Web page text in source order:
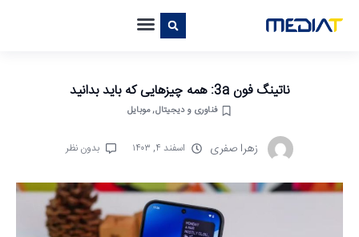
ناتینگ فون 3a: همه چیزهایی که باید بدانید
فناوری و دیجیتال,موبایل
زهرا صفری اسفند ۴, ۱۴۰۳ بدون نظر